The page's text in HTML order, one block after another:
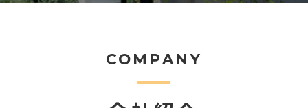
COMPANY